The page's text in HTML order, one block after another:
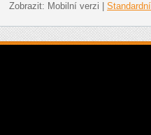
Zobrazit: Mobilní verzi